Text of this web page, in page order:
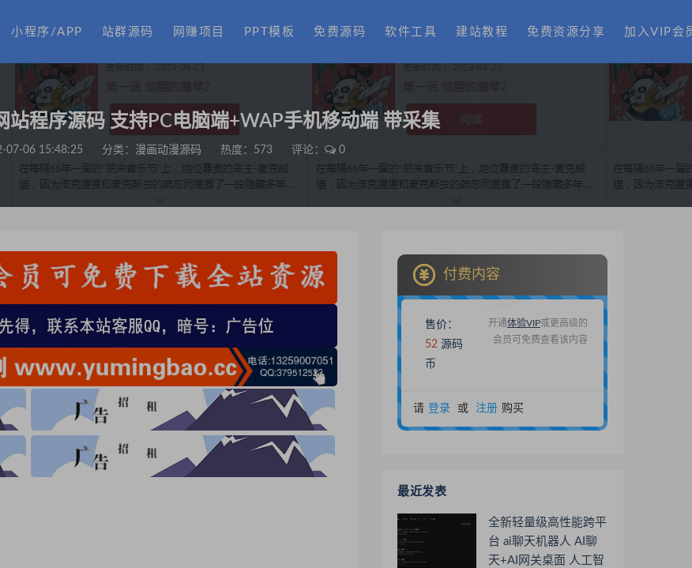
小程序/APP 站群源码 网赚项目 PPT模板 免费源码 软件工具 建站教程 免费资源分享 加入VIP会
站程序源码 支持PC电脑端+WAP手机移动端 带采集
07-06 15:48:25 分类： 漫画动漫源码 热度：573 评论： 0
付费内容
售价：
52 源码
币
开通体验VIP或更高级的
会员可免费查看该内容
请 登录 或 注册 购买
最近发表
全新轻量级高性能跨平
台 ai聊天机器人 AI聊
天+AI网关桌面 人工智